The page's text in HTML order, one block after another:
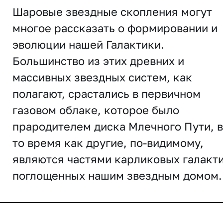
Шаровые звездные скопления могут
многое рассказать о формировании и
эволюции нашей Галактики.
Большинство из этих древних и
массивных звездных систем, как
полагают, срастались в первичном
газовом облаке, которое было
прародителем диска Млечного Пути, в
то время как другие, по-видимому,
являются частями карликовых
поглощенных нашим звездным домом.